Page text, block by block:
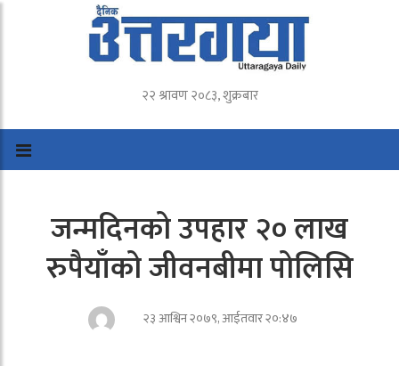
२२ श्रावण २०८३, शुक्रबार
जन्मदिनको उपहार २० लाख
रुपैयाँको जीवनबीमा पोलिसि
२३ आश्विन २०७९, आईतवार २०:४७